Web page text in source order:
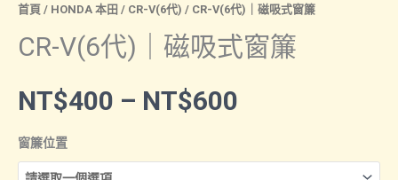
首頁 / HONDA 本田 / CR-V(6代) / CR-V(6代)｜磁吸式窗簾
CR-V(6代)｜磁吸式窗簾
NT$400 – NT$600
窗簾位置